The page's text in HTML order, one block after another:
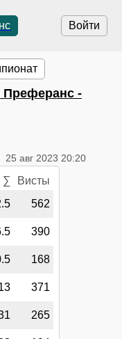
Войти
Преферанс -
25 авг 2023 20:20
∑ Висты
562
390
168
371
265